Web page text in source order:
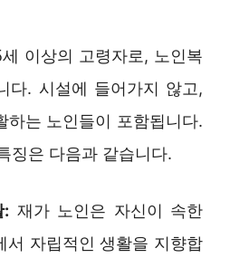
이상의 고령자로, 노인복
다. 시설에 들어가지 않고,
하는 노인들이 포함됩니다.
징은 다음과 같습니다.
: 재가 노인은 자신이 속한
서 자립적인 생활을 지향합